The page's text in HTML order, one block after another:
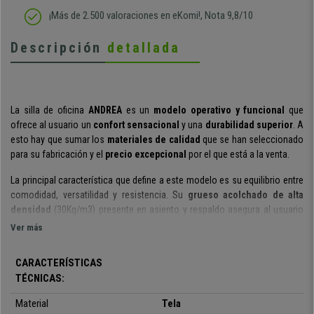
¡Más de 2.500 valoraciones en eKomi!, Nota 9,8/10
Descripción detallada
La silla de oficina ANDREAes un modelo operativo y funcional
que
ofrece al usuario un confort sensacional y una durabilidad superior. A
esto hay que sumar los materiales de calidad que se han seleccionado
para su fabricación y el precio excepcional por el que está a la venta.
La principal característica que define a este modelo es su equilibrio entre
comodidad, versatilidad y resistencia.
Su grueso acolchado de alta
densidad (30Kg/m3) presente en asiento y respaldo asegura al usuario
un gran confort.
Otro plus en cuanto a confort lo aporta su
permanente, un útil y práctico sistema para reclinar el respaldo a tu
regular el respaldo en altura
y profundidad
Ver más
CARACTERÍSTICAS
TÉCNICAS:
Material
Tela